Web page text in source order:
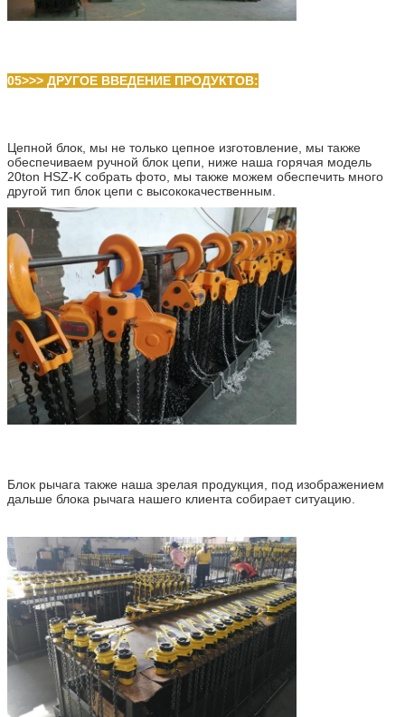
05>>> ДРУГОЕ ВВЕДЕНИЕ ПРОДУКТОВ:
Цепной блок, мы не только цепное изготовление, мы также
обеспечиваем ручной блок цепи, ниже наша горячая модель
20ton HSZ-K собрать фото, мы также можем обеспечить много
другой тип блок цепи с высококачественным.
Блок рычага также наша зрелая продукция, под изображением
дальше блока рычага нашего клиента собирает ситуацию.